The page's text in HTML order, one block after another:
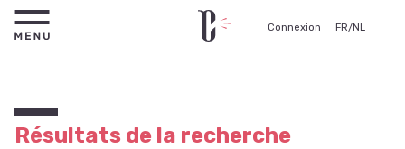
Connexion FR/NL
Résultats de la recherche